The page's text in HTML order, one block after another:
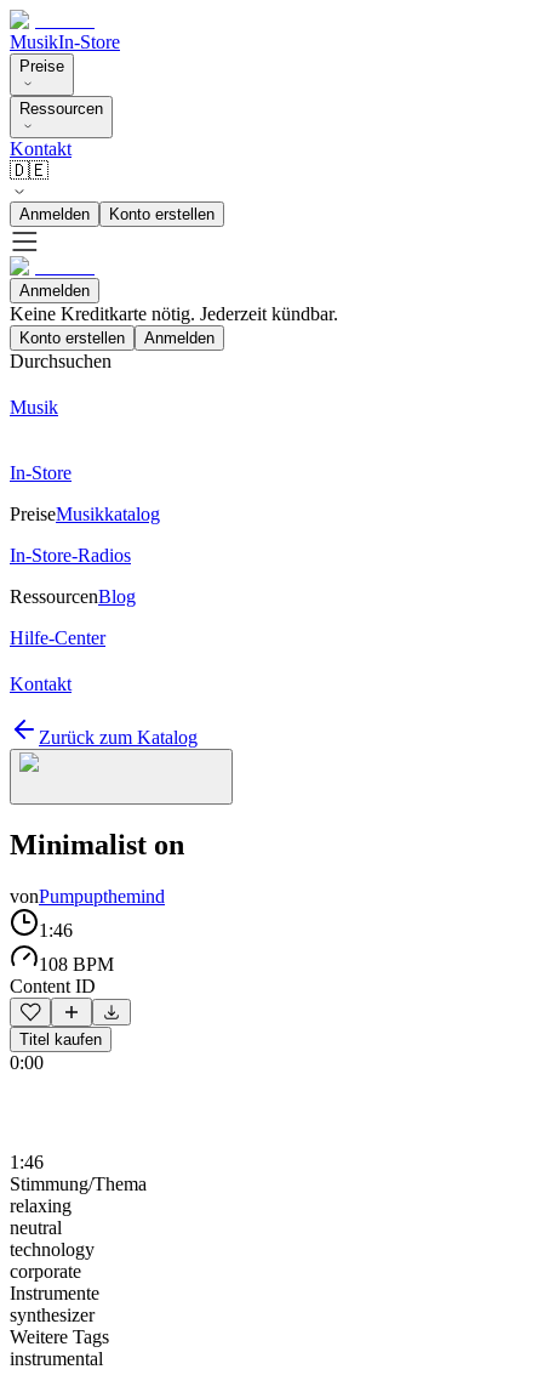
MusikIn-Store
Preise
Ressourcen
Kontakt
🇩🇪
Anmelden Konto erstellen
Anmelden
Keine Kreditkarte nötig. Jederzeit kündbar.
Konto erstellen Anmelden
Durchsuchen
Musik
In-Store
PreiseMusikkatalog
In-Store-Radios
RessourcenBlog
Hilfe-Center
Kontakt
Zurück zum Katalog
Minimalist on
vonPumpupthemind
1:46
108 BPM
Content ID
Titel kaufen
0:00
1:46
Stimmung/Thema
relaxing
neutral
technology
corporate
Instrumente
synthesizer
Weitere Tags
instrumental